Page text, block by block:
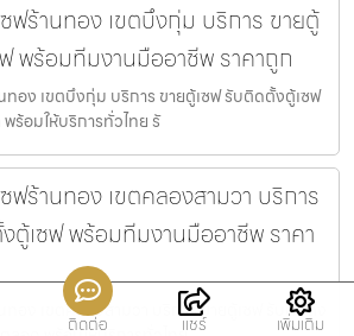
ฟร้านทอง เขตบึงกุ่ม บริการ ขายตู้
พร้อมทีมงานมืออาชีพ ราคาถูก
อง เขตบึงกุ่ม บริการ ขายตู้เซฟ รับติดตั้งตู้เซฟ
ร้อมให้บริการทั่วไทย รั
ฟร้านทอง เขตคลองสามวา บริการ
ตู้เซฟ พร้อมทีมงานมืออาชีพ ราคา
ทอง เขตคลองสามวา บริการ ขายตู้เซฟ รับติดตั้ง
ติดต่อ แชร์ เพิ่มเติม